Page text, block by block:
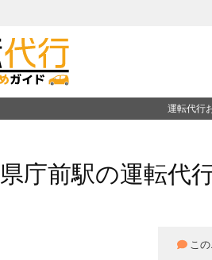
運転代行
県庁前駅の運転代
こ